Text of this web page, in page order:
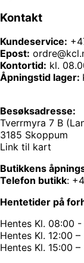
Kontakt
Kundeservice:
Epost:
Kontortid: kl.
Åpningstid lager:
Besøksadresse:
Tverrmyra 7 B
3185 Skoppum
Link til kart
Butikkens
Telefon butikk:
Hentetider på
Hentes Kl. 08:00
Hentes Kl. 12:00
Hentes Kl. 15:00